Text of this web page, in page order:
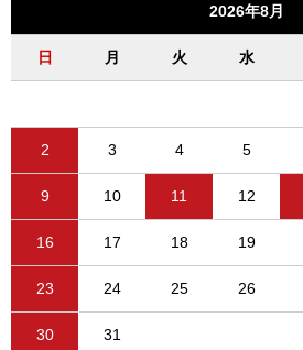
2026年8月
日 月 火 水
2 3 4 5
9 10 11 12
16 17 18 19
23 24 25 26
30 31